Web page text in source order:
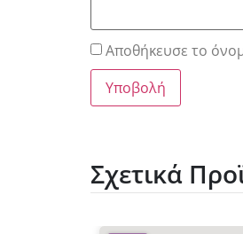
Αποθήκευσε το
Σχετικά